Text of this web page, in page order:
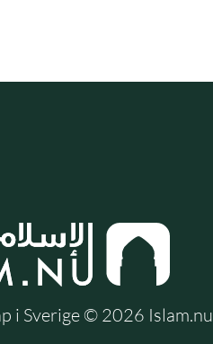
i Sverige © 2026 Islam.nu